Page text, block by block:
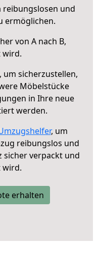
reibungslosen und
ermöglichen.
von A nach B,
, um sicherzustellen,
Möbelstücke
in Ihre neue
werden.
, um
reibungslos und
sicher verpackt und
erhalten